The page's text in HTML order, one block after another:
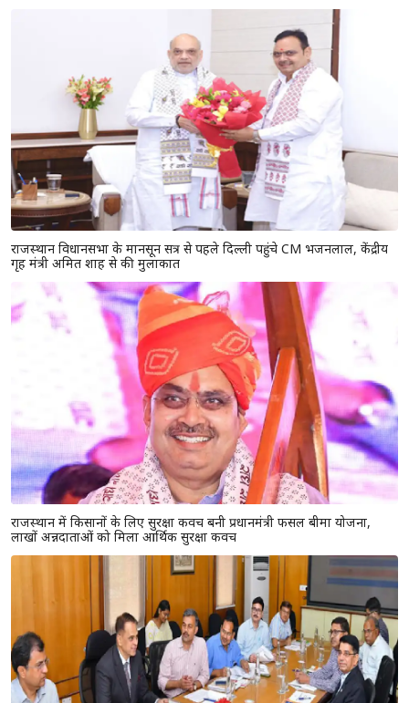
राजस्थान विधानसभा के मानसून सत्र से पहले दिल्ली पहुंचे CM भजनलाल, केंद्रीय
गृह मंत्री अमित शाह से की मुलाकात
राजस्थान में किसानों के लिए सुरक्षा कवच बनी प्रधानमंत्री फसल बीमा योजना,
लाखों अन्नदाताओं को मिला आर्थिक सुरक्षा कवच